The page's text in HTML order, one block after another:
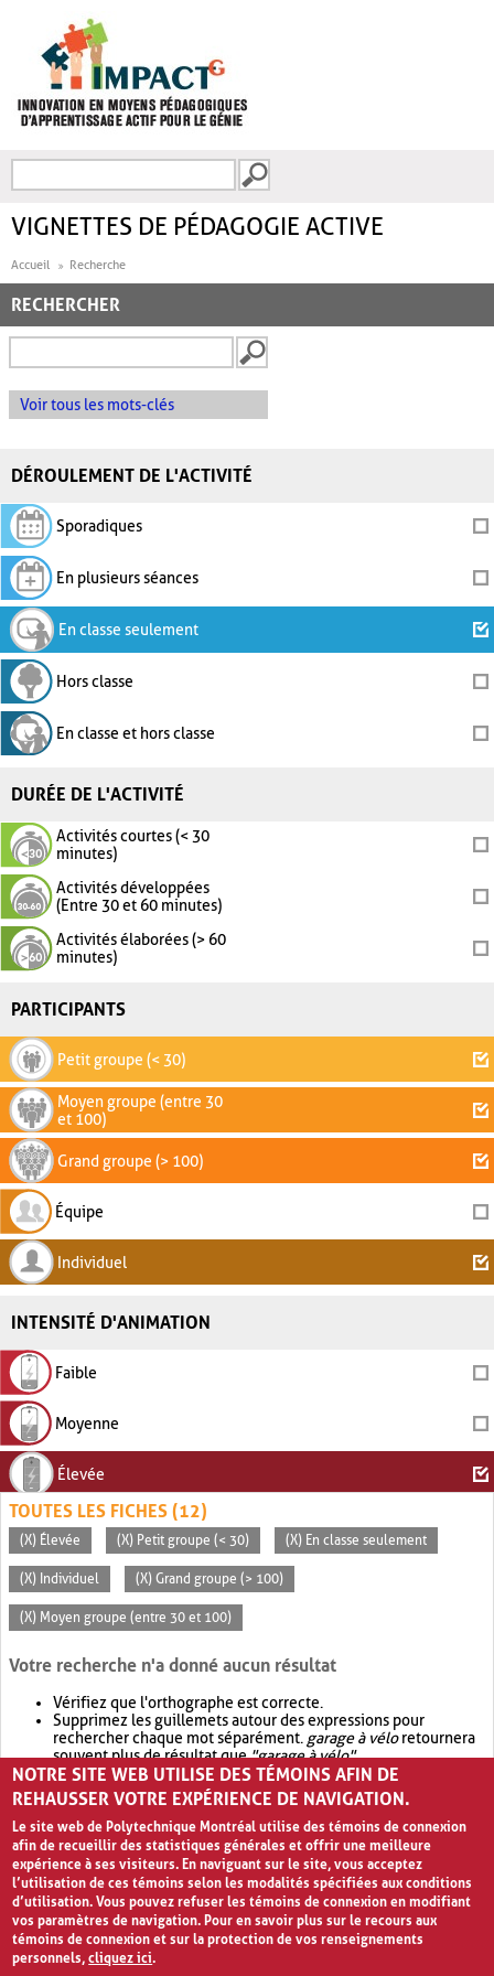
FORMULAIRE DE
VIGNETTES DE PÉDAGOGIE ACTIVE
Accueil Recherche
RECHERCHER
Voir tous les mots-clés
DÉROULEMENT DE L'ACTIVITÉ
Sporadiques
En plusieurs séances
En classe seulement
Hors classe
En classe et hors classe
DURÉE DE L'ACTIVITÉ
Activités courtes (< 30
minutes)
Activités développées
(Entre 30 et 60 minutes)
Activités élaborées (> 60
minutes)
PARTICIPANTS
Petit groupe (< 30)
Moyen groupe (entre 30
et 100)
Grand groupe (> 100)
Équipe
Individuel
INTENSITÉ D'ANIMATION
Faible
Moyenne
Élevée
TOUTES LES FICHES (12)
(X) Élevée (X) Petit groupe (< 30) (X) En classe seulement
(X) Individuel (X) Grand groupe (> 100)
(X) Moyen groupe (entre 30 et 100)
Votre recherche n'a donné aucun résultat
Vérifiez que l'orthographe est correcte.
Supprimez les guillemets autour des expressions pour
rechercher chaque mot séparément. garage à véloretournera
souvent plus de résultat que"garage à vélo".
Envisagez d'élargir votre recherche avec OR.garage OR vélo
retournera souvent plus de résultat quegarage à vélo
NOTRE SITE WEB UTILISE DES TÉMOINS AFIN DE
REHAUSSER VOTRE EXPÉRIENCE DE NAVIGATION.
Le site web de Polytechnique Montréal utilise des témoins de connexion
afin de recueillir des statistiques générales et offrir une meilleure
expérience à ses visiteurs. En naviguant sur le site, vous acceptez
l’utilisation de ces témoins selon les modalités spécifiées aux conditions
d’utilisation. Vous pouvez refuser les témoins de connexion en modifiant
vos paramètres de navigation. Pour en savoir plus sur le recours aux
témoins de connexion et sur la protection de vos renseignements
personnels,cliquez ici.